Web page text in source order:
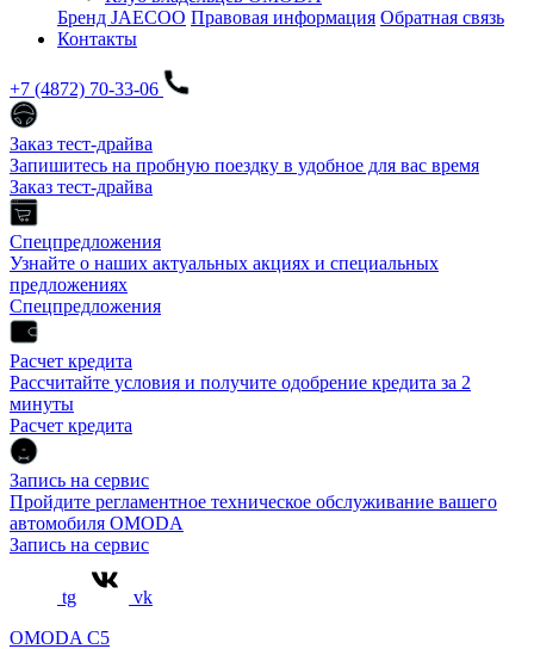
Бренд JAECOO Правовая информация Обратная связь
Контакты
+7 (4872) 70-33-06
Заказ тест-драйва
Запишитесь на пробную поездку в удобное для вас время
Заказ тест-драйва
Спецпредложения
Узнайте о наших актуальных акциях и специальных
предложениях
Спецпредложения
Расчет кредита
Рассчитайте условия и получите одобрение кредита за 2
минуты
Расчет кредита
Запись на сервис
Пройдите регламентное техническое обслуживание вашего
автомобиля OMODA
Запись на сервис
tg
vk
OMODA C5